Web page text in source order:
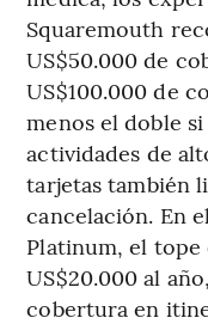
Squaremouth
US$50.000 de
US$100.000 de
menos el doble
actividades de
tarjetas también
cancelación. En
Platinum, el tope
US$20.000 al
cobertura en